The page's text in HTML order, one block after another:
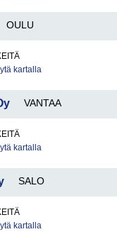
OULU
kartalla
VANTAA
kartalla
SALO
kartalla